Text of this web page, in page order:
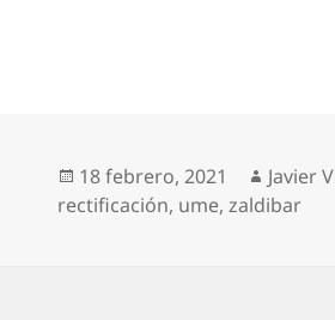
Publicado
el
18 febrero, 2021 Autor
Javier
rectificación, ume,zaldibar